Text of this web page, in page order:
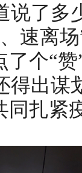
说了多
速离
了个“
得出谋
同扎紧